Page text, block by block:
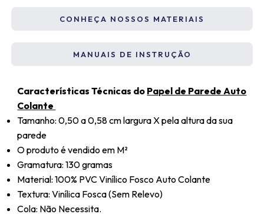
CONHEÇA NOSSOS MATERIAIS
MANUAIS DE INSTRUÇÃO
Características Técnicas do Papel de Parede Auto
Colante
Tamanho: 0,50 a 0,58 cm largura X pela altura da sua
parede
O produto é vendido em M²
Gramatura: 130 gramas
Material: 100% PVC Vinílico Fosco Auto Colante
Textura: Vinílica Fosca (Sem Relevo)
Cola: Não Necessita.